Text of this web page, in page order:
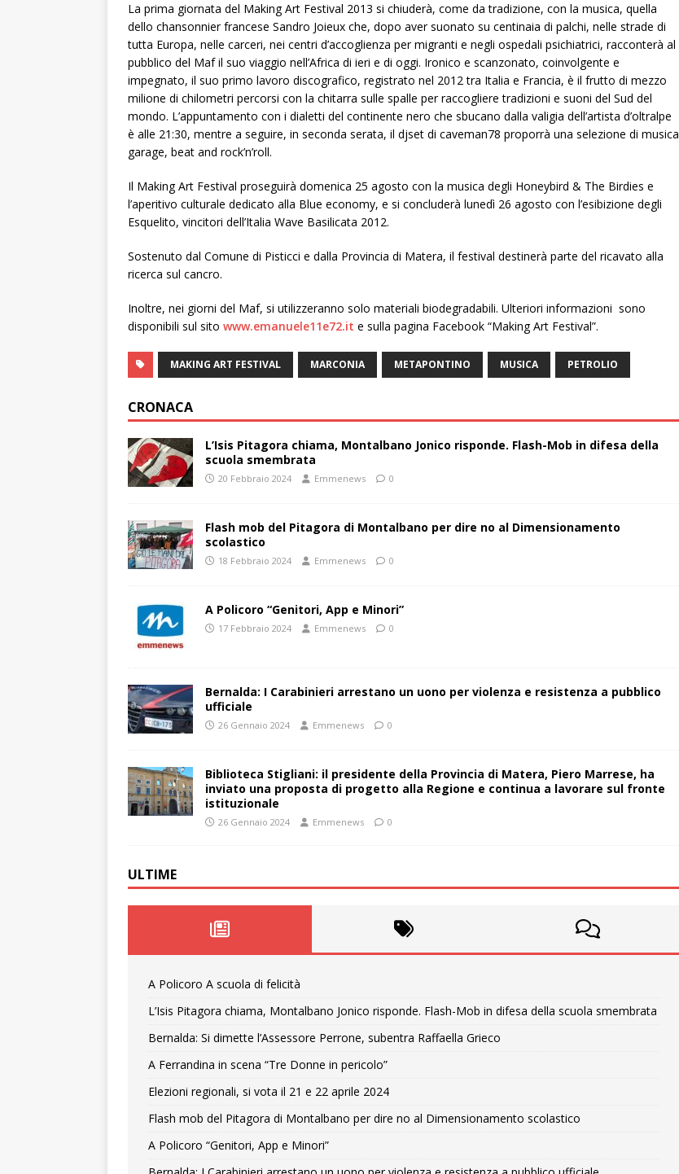
La prima giornata del Making Art Festival 2013 si chiuderà, come da tradizione, con la musica, quella
dello chansonnier francese Sandro Joieux che, dopo aver suonato su centinaia di palchi, nelle strade di
tutta Europa, nelle carceri, nei centri d’accoglienza per migranti e negli ospedali psichiatrici, racconterà al
pubblico del Maf il suo viaggio nell’Africa di ieri e di oggi. Ironico e scanzonato, coinvolgente e
impegnato, il suo primo lavoro discografico, registrato nel 2012 tra Italia e Francia, è il frutto di mezzo
milione di chilometri percorsi con la chitarra sulle spalle per raccogliere tradizioni e suoni del Sud del
mondo. L’appuntamento con i dialetti del continente nero che sbucano dalla valigia dell’artista d’oltralpe
è alle 21:30, mentre a seguire, in seconda serata, il djset di caveman78 proporrà una selezione di musica
garage, beat and rock’n’roll.
Il Making Art Festival proseguirà domenica 25 agosto con la musica degli Honeybird & The Birdies e
l’aperitivo culturale dedicato alla Blue economy, e si concluderà lunedì 26 agosto con l’esibizione degli
Esquelito, vincitori dell’Italia Wave Basilicata 2012.
Sostenuto dal Comune di Pisticci e dalla Provincia di Matera, il festival destinerà parte del ricavato alla
ricerca sul cancro.
Inoltre, nei giorni del Maf, si utilizzeranno solo materiali biodegradabili. Ulteriori informazioni sono
disponibili sul sito www.emanuele11e72.it e sulla pagina Facebook “Making Art Festival”.
MAKING ART FESTIVAL MARCONIA METAPONTINO MUSICA PETROLIO
CRONACA
L’Isis Pitagora chiama, Montalbano Jonico risponde. Flash-Mob in difesa della
scuola smembrata
20 Febbraio 2024 Emmenews 0
Flash mob del Pitagora di Montalbano per dire no al Dimensionamento
scolastico
18 Febbraio 2024 Emmenews 0
A Policoro “Genitori, App e Minori”
17 Febbraio 2024 Emmenews 0
Bernalda: I Carabinieri arrestano un uono per violenza e resistenza a pubblico
ufficiale
26 Gennaio 2024 Emmenews 0
Biblioteca Stigliani: il presidente della Provincia di Matera, Piero Marrese, ha
inviato una proposta di progetto alla Regione e continua a lavorare sul fronte
istituzionale
26 Gennaio 2024 Emmenews 0
ULTIME
A Policoro A scuola di felicità
L’Isis Pitagora chiama, Montalbano Jonico risponde. Flash-Mob in difesa della scuola smembrata
Bernalda: Si dimette l’Assessore Perrone, subentra Raffaella Grieco
A Ferrandina in scena “Tre Donne in pericolo”
Elezioni regionali, si vota il 21 e 22 aprile 2024
Flash mob del Pitagora di Montalbano per dire no al Dimensionamento scolastico
A Policoro “Genitori, App e Minori”